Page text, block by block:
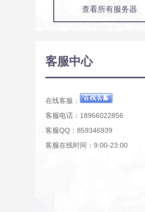
查看所有服务器
客服中心
在线客服：
客服电话：18966022856
客服QQ：859346939
客服在线时间：9:00-23:00